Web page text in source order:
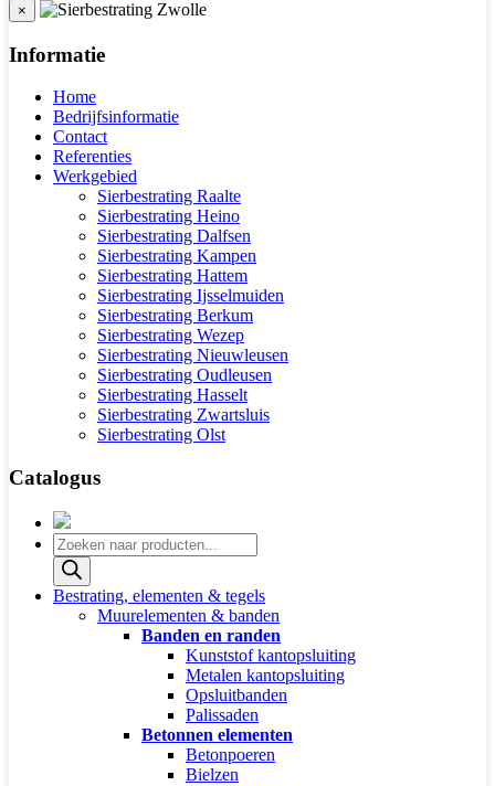
×
Informatie
Home
Bedrijfsinformatie
Contact
Referenties
Werkgebied
Sierbestrating Raalte
Sierbestrating Heino
Sierbestrating Dalfsen
Sierbestrating Kampen
Sierbestrating Hattem
Sierbestrating Ijsselmuiden
Sierbestrating Berkum
Sierbestrating Wezep
Sierbestrating Nieuwleusen
Sierbestrating Oudleusen
Sierbestrating Hasselt
Sierbestrating Zwartsluis
Sierbestrating Olst
Catalogus
Producten
zoeken
Bestrating, elementen & tegels
Muurelementen & banden
Banden en randen
Kunststof kantopsluiting
Metalen kantopsluiting
Opsluitbanden
Palissaden
Betonnen elementen
Betonpoeren
Bielzen